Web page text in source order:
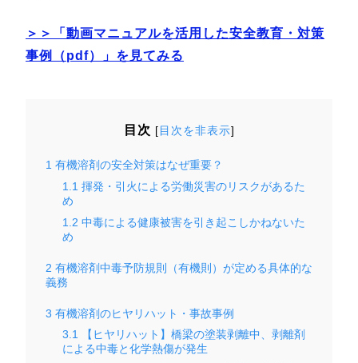
＞＞「動画マニュアルを活用した安全教育・対策
事例（pdf）」を見てみる
目次 [目次を非表示]
1 有機溶剤の安全対策はなぜ重要？
1.1 揮発・引火による労働災害のリスクがあるた
め
1.2 中毒による健康被害を引き起こしかねないた
め
2 有機溶剤中毒予防規則（有機則）が定める具体的な
義務
3 有機溶剤のヒヤリハット・事故事例
3.1 【ヒヤリハット】橋梁の塗装剥離中、剥離剤
による中毒と化学熱傷が発生